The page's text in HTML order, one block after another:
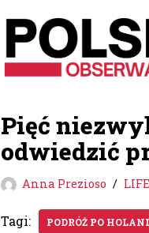
Przejdź
do
Pięć
odwiedzić
Anna Prezioso
Tagi: PODRÓŻ PO